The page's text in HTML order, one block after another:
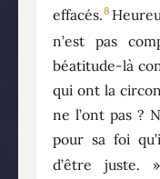
effacés.8
n’est pas
béatitude-là
qui ont la
ne l’ont pas ?
pour sa foi
d’être juste. »